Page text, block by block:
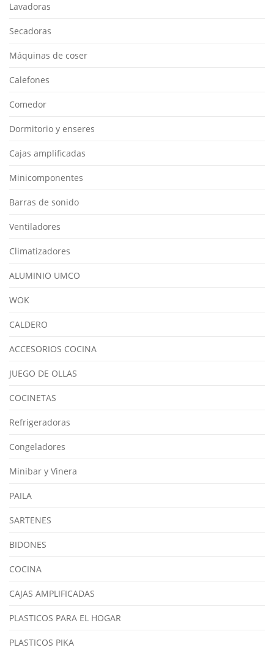
Lavadoras
Secadoras
Máquinas de coser
Calefones
Comedor
Dormitorio y enseres
Cajas amplificadas
Minicomponentes
Barras de sonido
Ventiladores
Climatizadores
ALUMINIO UMCO
WOK
CALDERO
ACCESORIOS COCINA
JUEGO DE OLLAS
COCINETAS
Refrigeradoras
Congeladores
Minibar y Vinera
PAILA
SARTENES
BIDONES
COCINA
CAJAS AMPLIFICADAS
PLASTICOS PARA EL HOGAR
PLASTICOS PIKA